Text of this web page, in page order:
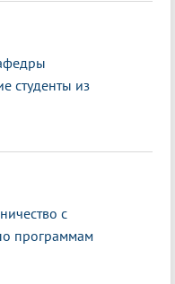
студенты из
с
программам